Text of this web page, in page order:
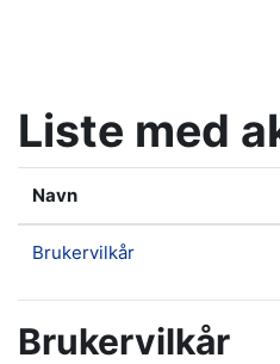
Liste med
Navn
Brukervilkår
Brukervilkår